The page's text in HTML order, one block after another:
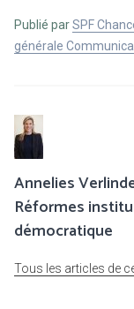
Publié parSPF
générale
Annelies
Réformes
démocratique
Tous les articles de